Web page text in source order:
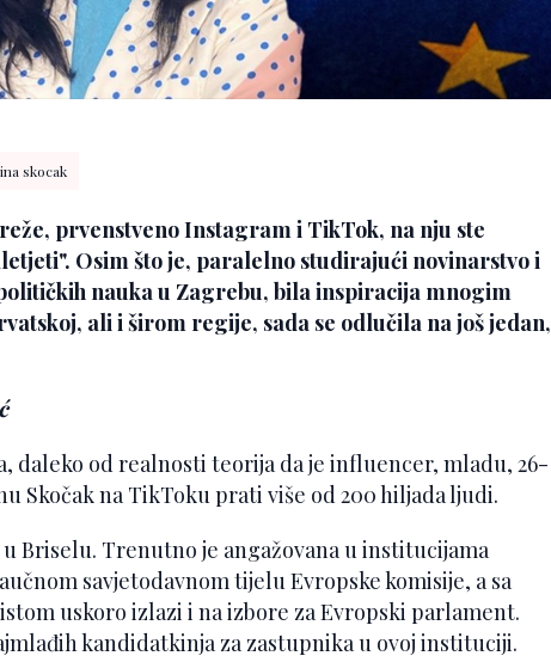
skocak
prvenstveno Instagram i TikTok, na nju ste
Osim što je, paralelno studirajući novinarstvo i
nauka u Zagrebu, bila inspiracija mnogim
ali i širom regije, sada se odlučila na još jedan,
daleko od realnosti teorija da je influencer, mladu, 26-
Skočak na TikToku prati više od 200 hiljada ljudi.
Briselu. Trenutno je angažovana u institucijama
savjetodavnom tijelu Evropske komisije, a sa
uskoro izlazi i na izbore za Evropski parlament.
kandidatkinja za zastupnika u ovoj instituciji.